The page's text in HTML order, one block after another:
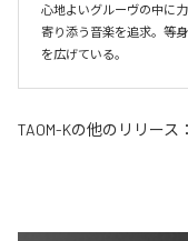
心地よいグルーヴの中に
寄り添う音楽を追求。等
TAOM-Kの他のリリース：